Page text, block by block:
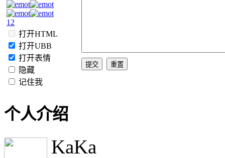
1 2
打开HTML
打开UBB
打开表情
隐藏
记住我
个人介绍
KaKa